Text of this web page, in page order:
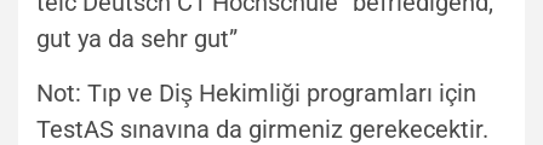
gut ya da sehr gut”
Not: Tıp ve Diş Hekimliği programları için
TestAS sınavına da girmeniz gerekecektir.